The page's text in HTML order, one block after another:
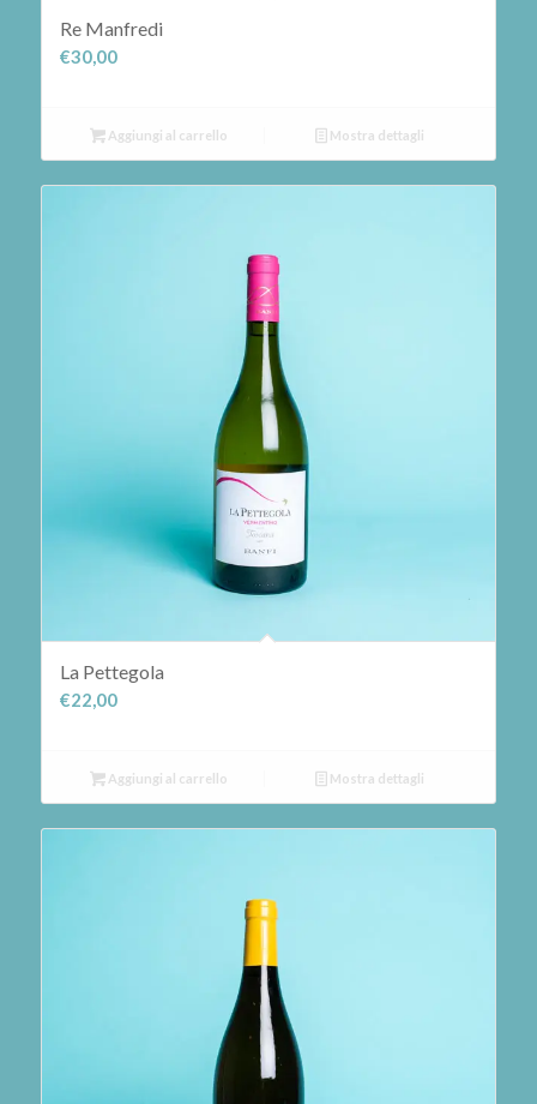
Re Manfredi
€30,00
Aggiungi al carrello Mostra dettagli
La Pettegola
€22,00
Aggiungi al carrello Mostra dettagli